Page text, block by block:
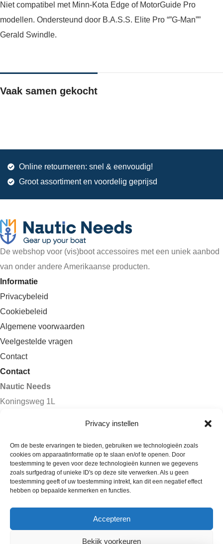
Privacy instellen
Om de beste ervaringen te bieden, gebruiken we technologieën zoals
cookies om apparaatinformatie op te slaan en/of te openen. Door
toestemming te geven voor deze technologieën kunnen we gegevens
zoals surfgedrag of unieke ID's op deze site verwerken. Als u geen
toestemming geeft of uw toestemming intrekt, kan dit een negatief effect
hebben op bepaalde kenmerken en functies.
Accepteren
Bekijk voorkeuren
Niet compatibel met Minn-Kota Edge of MotorGuide Pro
modellen. Ondersteund door B.A.S.S. Elite Pro “”G-Man””
Gerald Swindle.
Vaak samen gekocht
Online retourneren: snel & eenvoudig!
Groot assortiment en voordelig geprijsd
De webshop voor (vis)boot accessoires met een uniek aanbod
van onder andere Amerikaanse producten.
Informatie
Privacybeleid
Cookiebeleid
Algemene voorwaarden
Veelgestelde vragen
Contact
Contact
Nautic Needs
Koningsweg 1L
Tel:+31 6 8277 7134
E-mail:webshop@nauticneeds.nl
© Copyright 2026 - Nautic